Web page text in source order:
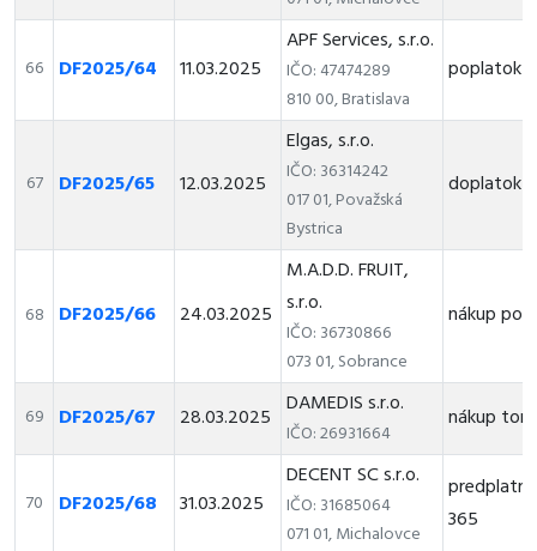
66 DF2025/64 11.03.2025
APF Services, s.r.o.
IČO: 47474289
810 00, Bratislava
poplatok
67 DF2025/65 12.03.2025
Elgas, s.r.o.
IČO: 36314242
017 01, Považská
Bystrica
doplatok
68 DF2025/66 24.03.2025
M.A.D.D. FRUIT,
s.r.o.
IČO: 36730866
073 01, Sobrance
nákup
69 DF2025/67 28.03.2025 DAMEDIS s.r.o.
IČO: 26931664
nákup
70 DF2025/68 31.03.2025
DECENT SC s.r.o.
IČO: 31685064
071 01, Michalovce
365